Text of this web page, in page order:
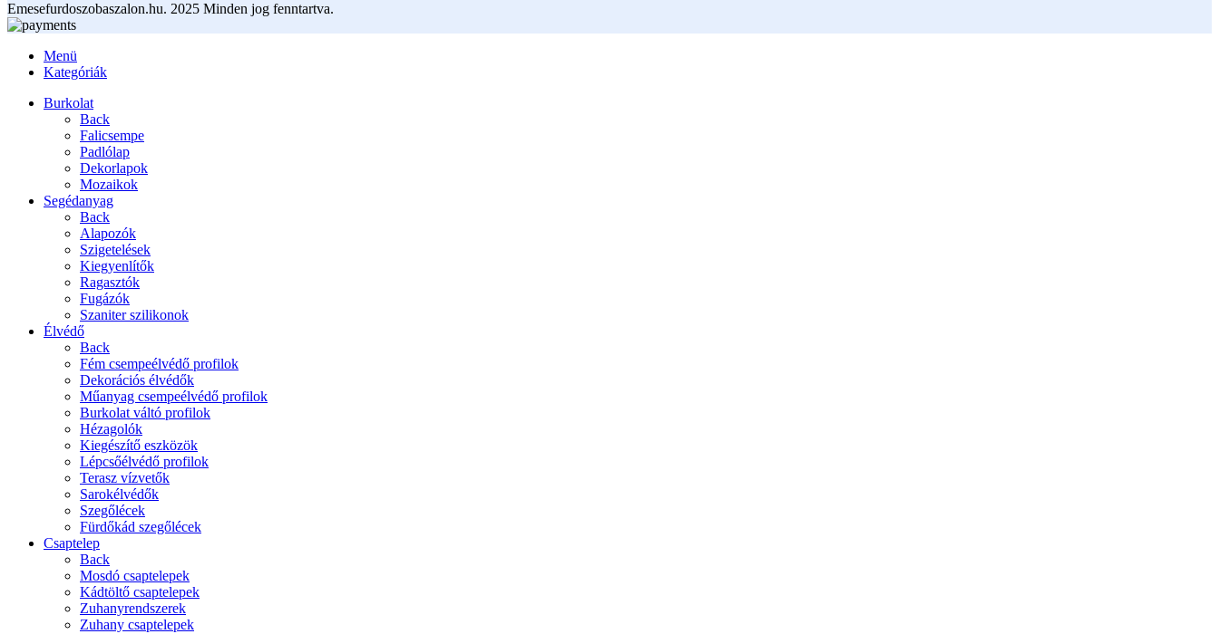
Emesefurdoszobaszalon.hu. 2025 Minden jog fenntartva.
Menü
Kategóriák
Burkolat
Back
Falicsempe
Padlólap
Dekorlapok
Mozaikok
Segédanyag
Back
Alapozók
Szigetelések
Kiegyenlítők
Ragasztók
Fugázók
Szaniter szilikonok
Élvédő
Back
Fém csempeélvédő profilok
Dekorációs élvédők
Műanyag csempeélvédő profilok
Burkolat váltó profilok
Hézagolók
Kiegészítő eszközök
Lépcsőélvédő profilok
Terasz vízvetők
Sarokélvédők
Szegőlécek
Fürdőkád szegőlécek
Csaptelep
Back
Mosdó csaptelepek
Kádtöltő csaptelepek
Zuhanyrendszerek
Zuhany csaptelepek